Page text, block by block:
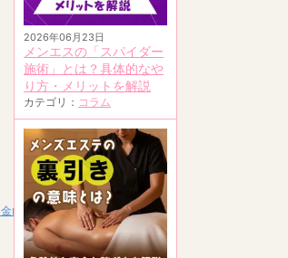
2026年06月23日
メンエスの「スパイダー
施術」とは？具体的なや
り方・メリットを解説
カテゴリ： コラム
金山・熱田